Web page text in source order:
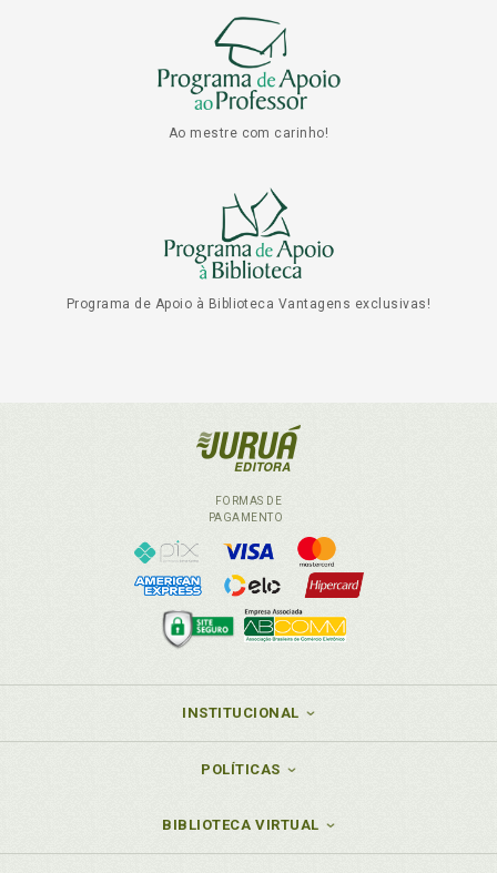
Ao mestre com carinho!
Programa de Apoio à Biblioteca Vantagens exclusivas!
FORMAS DE
PAGAMENTO
INSTITUCIONAL
POLÍTICAS
BIBLIOTECA VIRTUAL